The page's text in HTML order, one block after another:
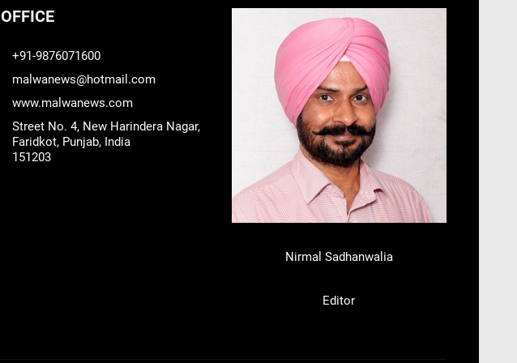
OFFICE
+91-9876071600
malwanews@hotmail.com
www.malwanews.com
Street No. 4, New Harindera Nagar,
Faridkot, Punjab, India
151203
Nirmal Sadhanwalia
Editor